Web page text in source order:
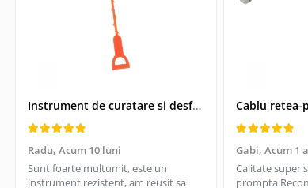
Huse si protectii pentru Apple iPad
Huse si protectii pentru Apple iPad
Galaxy Tab A9
Huse si protectii pentru Samsung
Galaxy Tab A9+
Tastatura tableta
Accesorii Televizoare
Instrument de curatare si desfundare coloane de scurgeri, Drain Cleaner, lungime 51 cm
Radu, Acum 10 luni
Sunt foarte multumit, este un
instrument rezistent, am reusit sa
Gabi, Acum 1
Calitate super